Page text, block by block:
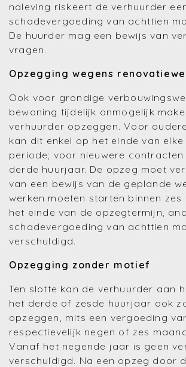
naleving riskeert de verhuurder
schadevergoeding van achttien
De huurder mag een bewijs van
vragen.
Opzegging wegens
Ook voor grondige
bewoning tijdelijk onmogelijk
verhuurder opzeggen. Voor
kan dit enkel op het einde van
periode; voor nieuwere
derde huurjaar. De opzeg moet
van een bewijs van de geplande
werken moeten starten binnen zes
het einde van de opzegtermijn,
schadevergoeding van achttien
verschuldigd.
Opzegging zonder motief
Ten slotte kan de verhuurder aan
het derde of zesde huurjaar ook
opzeggen, mits een vergoeding
respectievelijk negen of zes
Vanaf het negende jaar is geen
verschuldigd. Na een opzeg door